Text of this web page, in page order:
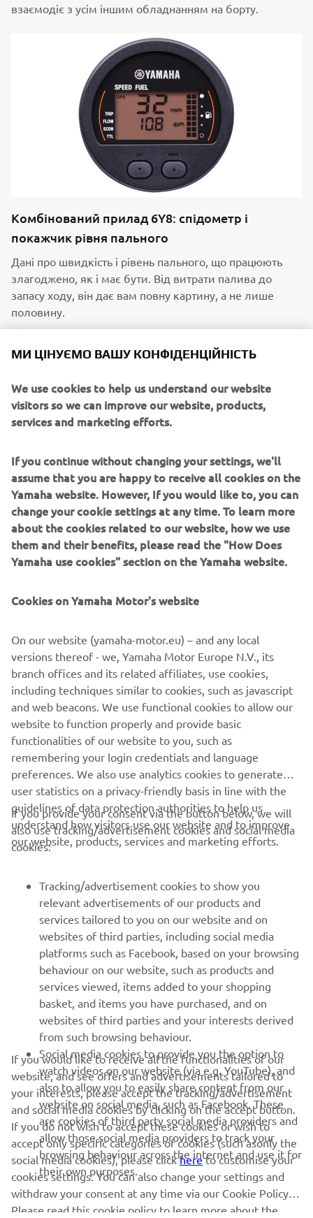
взаємодіє з усім іншим обладнанням на борту.
Комбінований прилад 6Y8: спідометр і
покажчик рівня пального
Дані про швидкість і рівень пального, що працюють
злагоджено, як і має бути. Від витрати палива до
запасу ходу, він дає вам повну картину, а не лише
половину.
Цифровий тахометр 6VM
Доступ до всієї статистики, яка потрібна досвідченому
капітану: цифровий тахометр 6VM виводить ключову
диферент, пальне, напруга й сповіщення — усе
доведеться гадати, що відбувається під кожухом.
ЗНАЙДІТЬ НАЙБЛИЖЧОГО ДИЛЕРА
CORPORATE
MORE YAMAHA
SUPPORT
ІНФОРМАЦІЙНИЙ БЮЛЕТЕНЬ
Дізнавайтесь першими про останні пропозиції, спеціальні
події, оновлення та багато іншого
ПІДПИШІТЬСЯ
Ознайомтеся з нашою Політикою конфіденційності, щоб
дізнатися, як ми обробляємо ваші персональні дані:Політика
конфіденційності
Ukraine (Ukrainian)
МИ ЦІНУЄМО ВАШУ КОНФІДЕНЦІЙНІСТЬ
We use cookies to help us understand our website
visitors so we can improve our website, products,
services and marketing efforts.
If you continue without changing your settings, we'll
assume that you are happy to receive all cookies on the
Yamaha website. However, If you would like to, you can
change your cookie settings at any time. To learn more
about the cookies related to our website, how we use
them and their benefits, please read the "How Does
Yamaha use cookies" section on the Yamaha website.
Cookies on Yamaha Motor's website
On our website (yamaha-motor.eu) – and any local
versions thereof - we, Yamaha Motor Europe N.V., its
branch offices and its related affiliates, use cookies,
including techniques similar to cookies, such as javascript
and web beacons. We use functional cookies to allow our
website to function properly and provide basic
functionalities of our website to you, such as
remembering your login credentials and language
preferences. We also use analytics cookies to generate
user statistics on a privacy-friendly basis in line with the
guidelines of data protection authorities to help us
understand how visitors use our website and to improve
our website, products, services and marketing efforts.
If you provide your consent via the button below, we will
also use tracking/advertisement cookies and social media
cookies:
Tracking/advertisement cookies to show you
relevant advertisements of our products and
services tailored to you on our website and on
websites of third parties, including social media
platforms such as Facebook, based on your browsing
behaviour on our website, such as products and
services viewed, items added to your shopping
basket, and items you have purchased, and on
websites of third parties and your interests derived
from such browsing behaviour.
Social media cookies to provide you the option to
watch videos on our website (via e.g. YouTube), and
also to allow you to easily share content from our
website on social media, such as Facebook. These
are cookies of third party social media providers and
allow those social media providers to track your
browsing behaviour across the internet and use it for
their own purposes.
If you would like to receive all the functionalities of our
website, and see offers and advertisements tailored to
your interests, please accept the tracking/advertisement
and social media cookies by clicking on the accept button.
If you do not wish to accept these cookies or wish to
accept only specific categories of cookies (such asonly the
social media cookies), please clickhereto customise your
cookies settings. You can also change your settings and
withdraw your consent at any time via our Cookie Policy.
Please read this cookie policy to learn more about the